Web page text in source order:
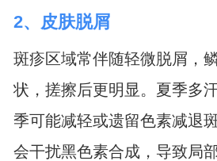
2、皮肤脱屑
斑疹区域常伴随轻微脱屑，
状，搓擦后更明显。夏季多
季可能减轻或遗留色素减退
会干扰黑色素合成，导致局